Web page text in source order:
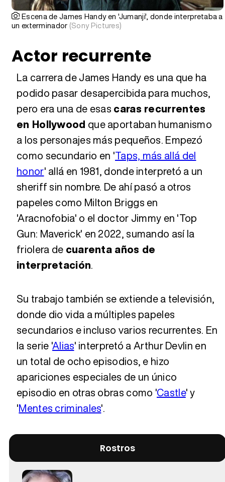
Escena de James Handy en 'Jumanji', donde interpretaba a
un exterminador (Sony Pictures)
Actor recurrente
La carrera de James Handy es una que ha
podido pasar desapercibida para muchos,
pero era una de esas caras recurrentes
en Hollywood que aportaban humanismo
a los personajes más pequeños. Empezó
como secundario en 'Taps, más allá del
honor' allá en 1981, donde interpretó a un
sheriff sin nombre. De ahí pasó a otros
papeles como Milton Briggs en
'Aracnofobia' o el doctor Jimmy en 'Top
Gun: Maverick' en 2022, sumando así la
friolera de cuarenta años de
interpretación.
Su trabajo también se extiende a televisión,
donde dio vida a múltiples papeles
secundarios e incluso varios recurrentes. En
la serie 'Alias' interpretó a Arthur Devlin en
un total de ocho episodios, e hizo
apariciones especiales de un único
episodio en otras obras como 'Castle' y
'Mentes criminales'.
Rostros